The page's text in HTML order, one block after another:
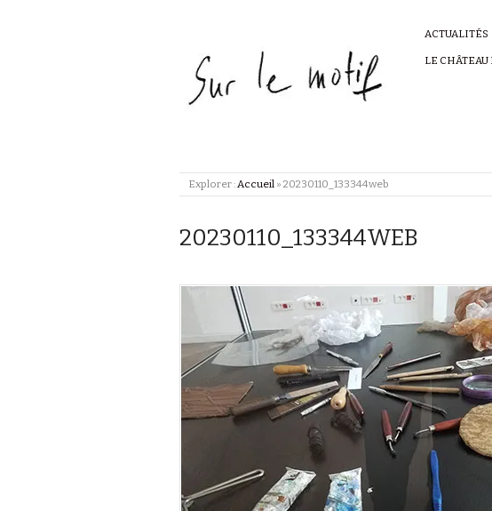
ACTUALITÉS
LE CHÂTEAU
Explorer :Accueil » 20230110_133344web
20230110_133344WEB